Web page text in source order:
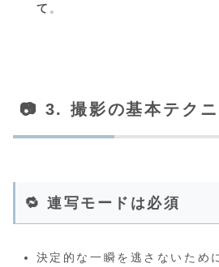
て 。
📷 3. 撮影の基本テクニ
🔁 連写モードは必須
決定的な一瞬を逃さないため